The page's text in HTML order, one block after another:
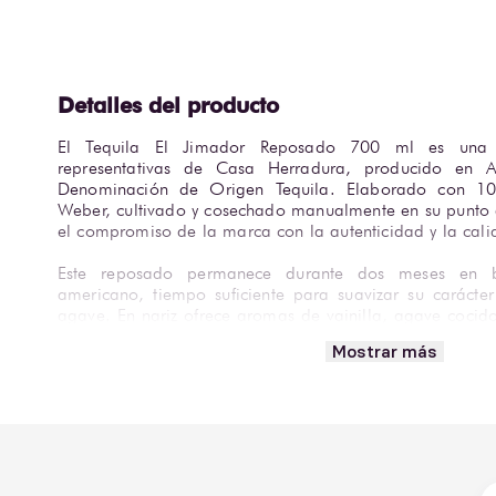
El Tequila El Jimador Reposado 700 ml es una
representativas de Casa Herradura, producido en
Denominación de Origen Tequila. Elaborado con
Weber, cultivado y cosechado manualmente en su
el compromiso de la marca con la autenticidad y la
Este reposado permanece durante dos meses
americano, tiempo suficiente para suavizar su
agave. En nariz ofrece aromas de vainilla, agave
miel ligera y madera tostada, culminando en un final
Mostrar más